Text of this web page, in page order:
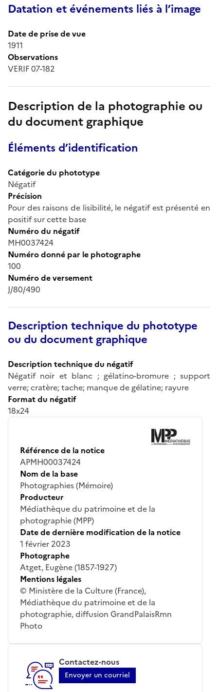
Datation et événements liés à l’image
Date de prise de vue
1911
Observations
VERIF 07-182
Description de la photographie ou
du document graphique
Éléments d’identification
Catégorie du phototype
Négatif
Précision
Pour des raisons de lisibilité, le négatif est présenté en
positif sur cette base
Numéro du négatif
MH0037424
Numéro donné par le photographe
100
Numéro de versement
J/80/490
Description technique du phototype
ou du document graphique
Description technique du négatif
Négatif noir et blanc ; gélatino-bromure ; support
verre; cratère; tache; manque de gélatine; rayure
Format du négatif
18x24
Référence de la notice
APMH00037424
Nom de la base
Photographies (Mémoire)
Producteur
Médiathèque du patrimoine et de la
photographie (MPP)
Date de dernière modification de la notice
1 février 2023
Photographe
Atget, Eugène (1857-1927)
Mentions légales
© Ministère de la Culture (France),
Médiathèque du patrimoine et de la
photographie, diffusion GrandPalaisRmn
Photo
Contactez-nous
Envoyer un courriel